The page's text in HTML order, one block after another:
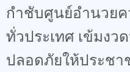
กำชับศูนย์อำนวย
ทั่วประเทศ เข้มงว
ปลอดภัยให้ประชา